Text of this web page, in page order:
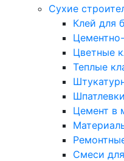
Сухие
Клей для
Цветные
Теплые
Шпатлевки
Цемент в
Смеси